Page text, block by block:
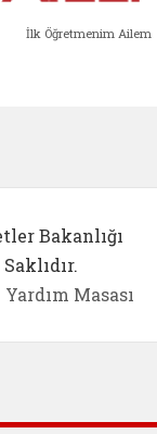
İlk Öğretmenim Ailem
Bakanlığı
Yardım Masası